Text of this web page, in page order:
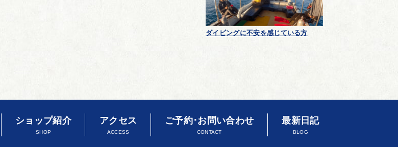
ダイビングに不安を感じている方
ショップ紹介
SHOP
アクセス
ACCESS
ご予約･お問い合わせ
CONTACT
最新日記
BLOG